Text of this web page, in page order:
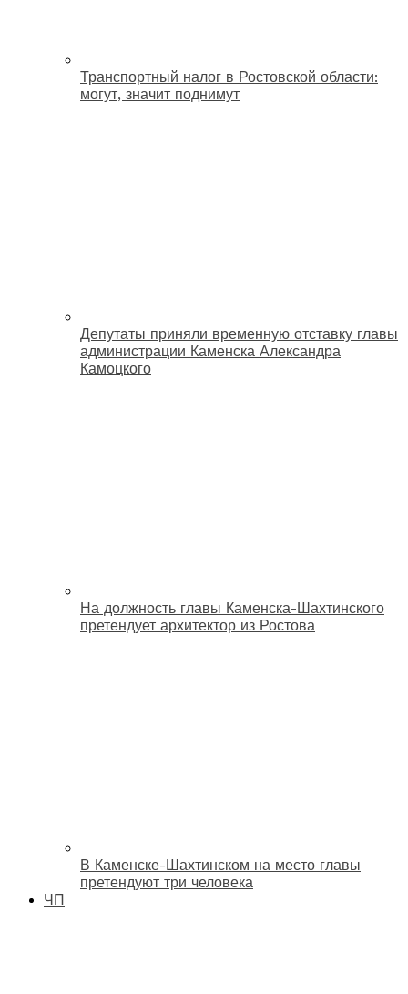
Транспортный налог в Ростовской области:
могут, значит поднимут
Депутаты приняли временную отставку главы
администрации Каменска Александра
Камоцкого
На должность главы Каменска-Шахтинского
претендует архитектор из Ростова
В Каменске-Шахтинском на место главы
претендуют три человека
ЧП